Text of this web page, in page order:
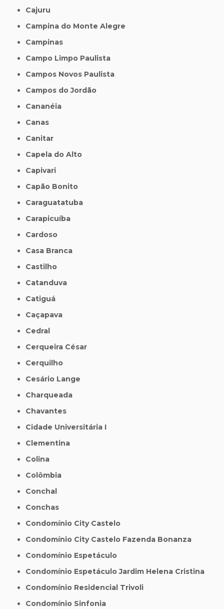
Cajuru
Campina do Monte Alegre
Campinas
Campo Limpo Paulista
Campos Novos Paulista
Campos do Jordão
Cananéia
Canas
Canitar
Capela do Alto
Capivari
Capão Bonito
Caraguatatuba
Carapicuíba
Cardoso
Casa Branca
Castilho
Catanduva
Catiguá
Caçapava
Cedral
Cerqueira César
Cerquilho
Cesário Lange
Charqueada
Chavantes
Cidade Universitária I
Clementina
Colina
Colômbia
Conchal
Conchas
Condomínio City Castelo
Condomínio City Castelo Fazenda Bonanza
Condomínio Espetáculo
Condomínio Espetáculo Jardim Helena Cristina
Condomínio Residencial Trivoli
Condomínio Sinfonia